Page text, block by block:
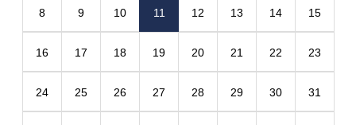
8 9 10 11 12 13 14 15
16 17 18 19 20 21 22 23
24 25 26 27 28 29 30 31